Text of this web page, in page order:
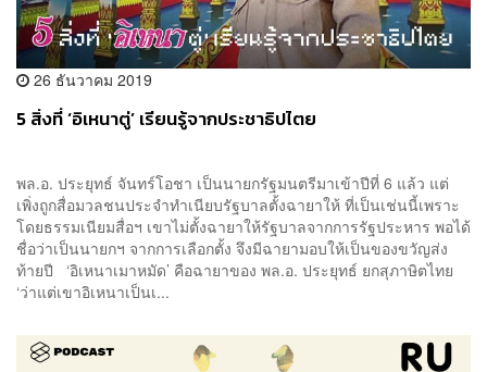
26 ธันวาคม 2019
5 สิ่งที่ ‘อิเหนาตู่’ เรียนรู้จากประชาธิปไตย
พล.อ. ประยุทธ์ จันทร์โอชา เป็นนายกรัฐมนตรีมาเข้าปีที่ 6 แล้ว แต่
เพิ่งถูกสื่อมวลชนประจำทำเนียบรัฐบาลตั้งฉายาให้ ที่เป็นเช่นนี้เพราะ
โดยธรรมเนียมสื่อฯ เขาไม่ตั้งฉายาให้รัฐบาลจากการรัฐประหาร พอได้
ชื่อว่าเป็นนายกฯ จากการเลือกตั้ง จึงมีฉายามอบให้เป็นของขวัญส่ง
ท้ายปี ‘อิเหนาเมาหมัด’ คือฉายาของ พล.อ. ประยุทธ์ ยกสุภาษิตไทย
‘ว่าแต่เขาอิเหนาเป็นเ...